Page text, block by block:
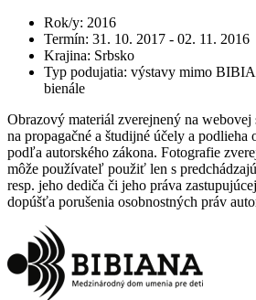
Rok/y: 2016
Termín: 31. 10. 2017 - 02. 11. 2016
Krajina: Srbsko
Typ podujatia: výstavy mimo
bienále
Obrazový materiál zverejnený na
na propagačné a študijné účely a podlieha
podľa autorského zákona. Fotografie
môže používateľ použiť len s
resp. jeho dediča či jeho práva
dopúšťa porušenia osobnostných práv